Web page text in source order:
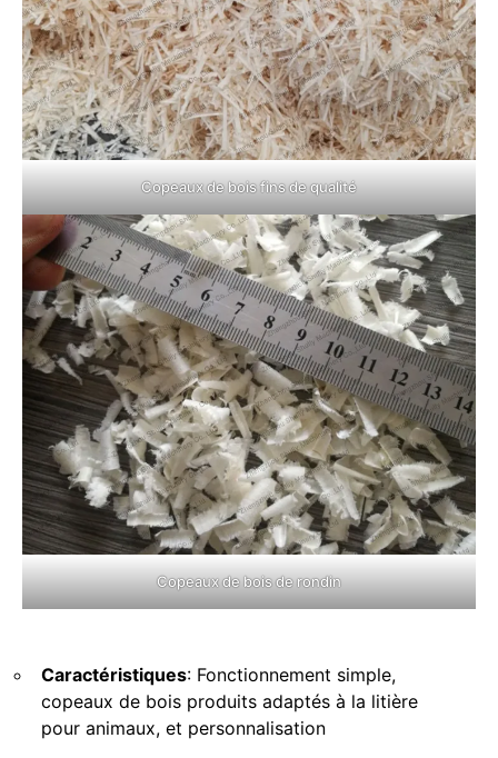
Copeaux de bois fins de qualité
Copeaux de bois de rondin
Caractéristiques: Fonctionnement simple,
copeaux de bois produits adaptés à la litière
pour animaux, et personnalisation